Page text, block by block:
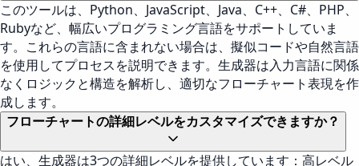
このツールは、Python、JavaScript、Java、C++、C#、PHP、
Rubyなど、幅広いプログラミング言語をサポートしていま
す。これらの言語に含まれない場合は、擬似コードや自然言語
を使用してプロセスを説明できます。生成器は入力言語に関係
なくロジックと構造を解析し、適切なフローチャート表現を作
成します。
フローチャートの詳細レベルをカスタマイズできますか？
はい、生成器は3つの詳細レベルを提供しています：高レベル